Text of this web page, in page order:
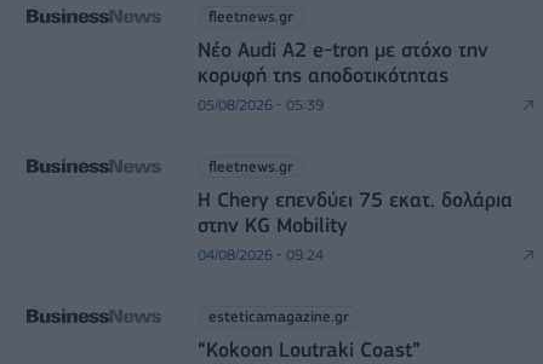
fleetnews.gr
Νέο Audi A2 e-tron με στόχο την
κορυφή της αποδοτικότητας
05/08/2026 - 05:39
fleetnews.gr
Η Chery επενδύει 75 εκατ. δολάρια
στην KG Mobility
04/08/2026 - 09:24
esteticamagazine.gr
“Kokoon Loutraki Coast”